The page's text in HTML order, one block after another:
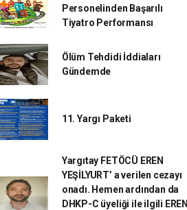
Personelinden Başarılı
Tiyatro Performansı
Ölüm Tehdidi İddiaları
Gündemde
11. Yargı Paketi
Yargıtay FETÖCÜ EREN
YEŞİLYURT’ a verilen cezayı
onadı. Hemen ardından da
DHKP-C üyeliği ile ilgili EREN